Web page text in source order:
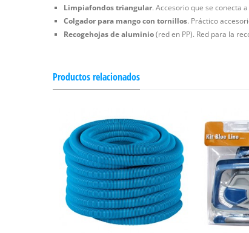
Limpiafondos triangular. Accesorio que se conecta
Colgador para mango con tornillos. Práctico
Recogehojas de aluminio(red en PP). Red para la
Productos relacionados